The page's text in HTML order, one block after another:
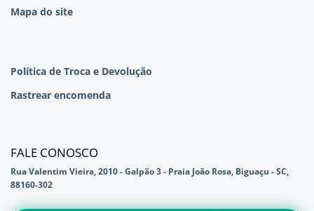
Mapa do site
Política de Troca e Devolução
Rastrear encomenda
FALE CONOSCO
Rua Valentim Vieira, 2010 - Galpão 3 - Praia João Rosa, Biguaçu - SC,
88160-302